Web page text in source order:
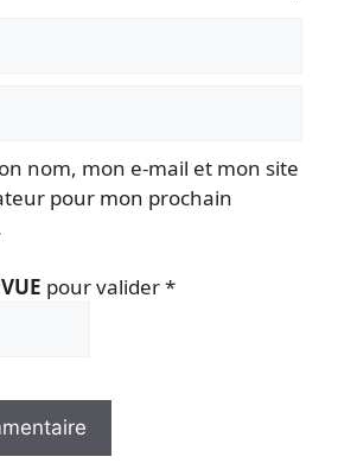
nom, mon e-mail et mon site
pour mon prochain
pour valider*